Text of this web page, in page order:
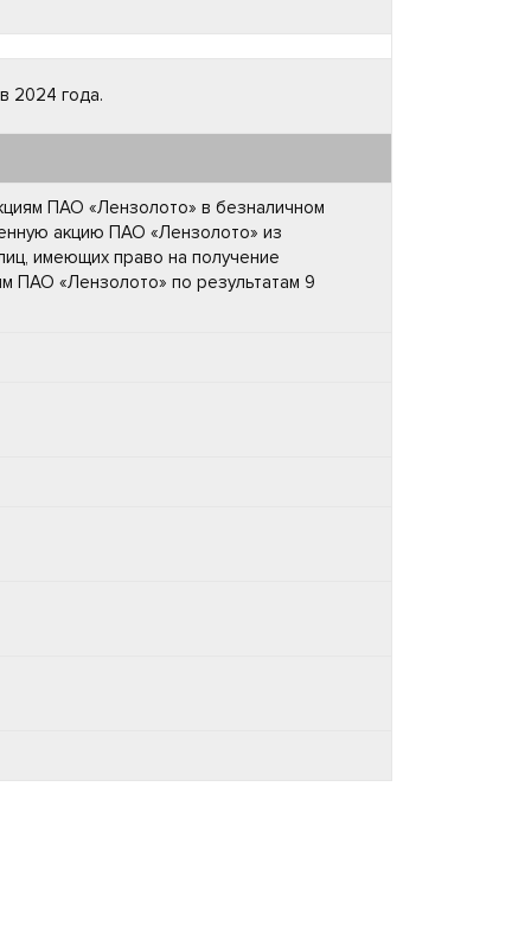
2024 года.
ПАО «Лензолото» в безналичном
акцию ПАО «Лензолото» из
имеющих право на получение
ПАО «Лензолото» по результатам 9